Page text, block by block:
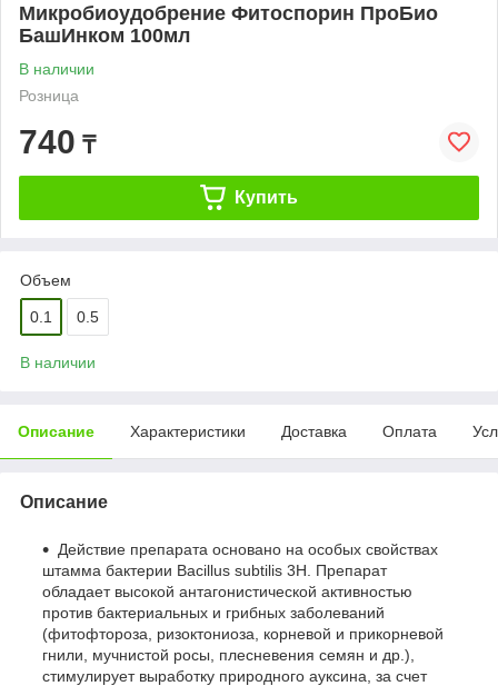
Микробиоудобрение Фитоспорин ПроБио
БашИнком 100мл
В наличии
Розница
740 ₸
Купить
Объем
0.1 0.5
В наличии
Описание Характеристики Доставка Оплата
Описание
Действие препарата основано на особых свойствах
штамма бактерии Bacillus subtilis 3Н. Препарат
обладает высокой антагонистической активностью
против бактериальных и грибных заболеваний
(фитофтороза, ризоктониоза, корневой и прикорневой
гнили, мучнистой росы, плесневения семян и др.),
стимулирует выработку природного ауксина, за счет